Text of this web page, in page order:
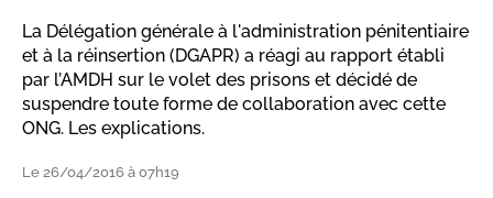
La Délégation générale à l'administration pénitentiaire
et à la réinsertion (DGAPR) a réagi au rapport établi
par l’AMDH sur le volet des prisons et décidé de
suspendre toute forme de collaboration avec cette
ONG. Les explications.
Le 26/04/2016 à 07h19